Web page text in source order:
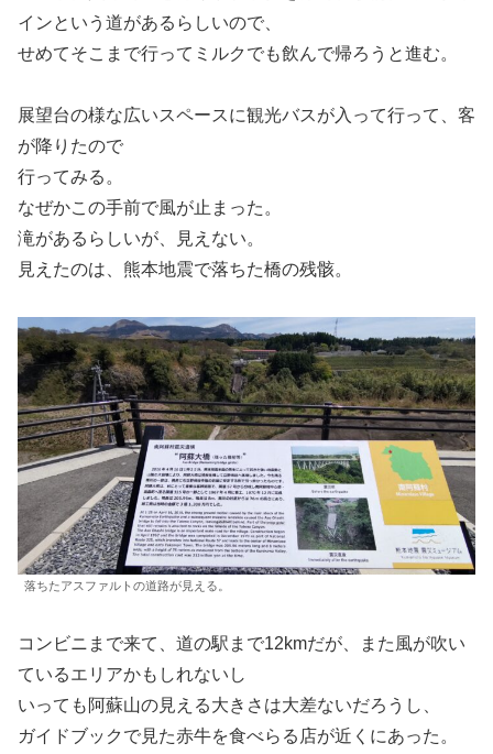
インという道があるらしいので、
せめてそこまで行ってミルクでも飲んで帰ろうと進む。
展望台の様な広いスペースに観光バスが入って行って、客
が降りたので
行ってみる。
なぜかこの手前で風が止まった。
滝があるらしいが、見えない。
見えたのは、熊本地震で落ちた橋の残骸。
落ちたアスファルトの道路が見える。
コンビニまで来て、道の駅まで12kmだが、また風が吹い
ているエリアかもしれないし
いっても阿蘇山の見える大きさは大差ないだろうし、
ガイドブックで見た赤牛を食べらる店が近くにあった。